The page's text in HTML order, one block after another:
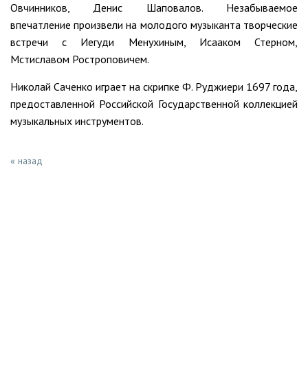
Овчинников, Денис Шаповалов. Незабываемое
впечатление произвели на молодого музыканта творческие
встречи с Иегуди Менухиным, Исааком Стерном,
Мстиславом Ростроповичем.
Николай Саченко играет на скрипке Ф. Руджиери 1697 года,
предоставленной Российской Государственной коллекцией
музыкальных инструментов.
« назад